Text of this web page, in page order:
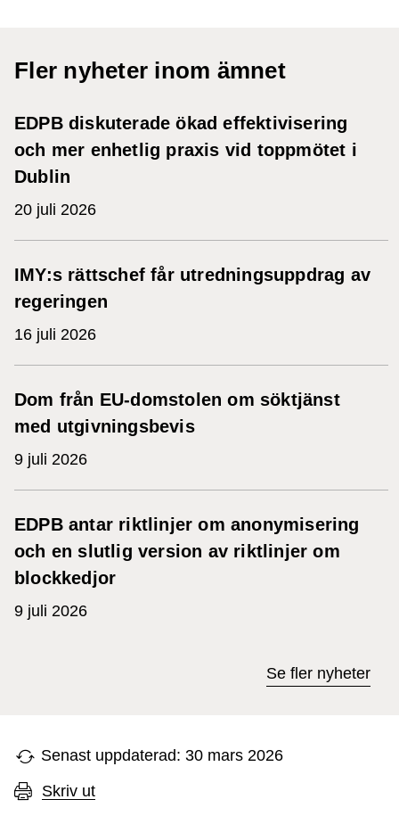
Fler nyheter inom ämnet
EDPB diskuterade ökad effektivisering
och mer enhetlig praxis vid toppmötet i
Dublin
20 juli 2026
IMY:s rättschef får utredningsuppdrag av
regeringen
16 juli 2026
Dom från EU-domstolen om söktjänst
med utgivningsbevis
9 juli 2026
EDPB antar riktlinjer om anonymisering
och en slutlig version av riktlinjer om
blockkedjor
9 juli 2026
Se fler nyheter
Senast uppdaterad: 30 mars 2026
Skriv ut